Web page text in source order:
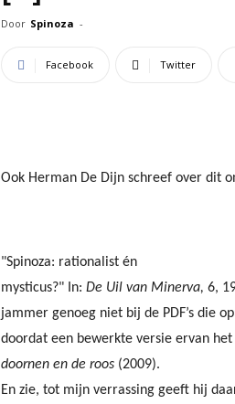
Door Spinoza -
Facebook Twitter
Ook Herman De Dijn schreef over dit
"Spinoza: rationalist én
mysticus?" In: De Uil van Minerva, 6,
jammer genoeg niet bij de PDF’s die
doordat een bewerkte versie ervan
doornen en de roos (2009).
En zie, tot mijn verrassing geeft hij